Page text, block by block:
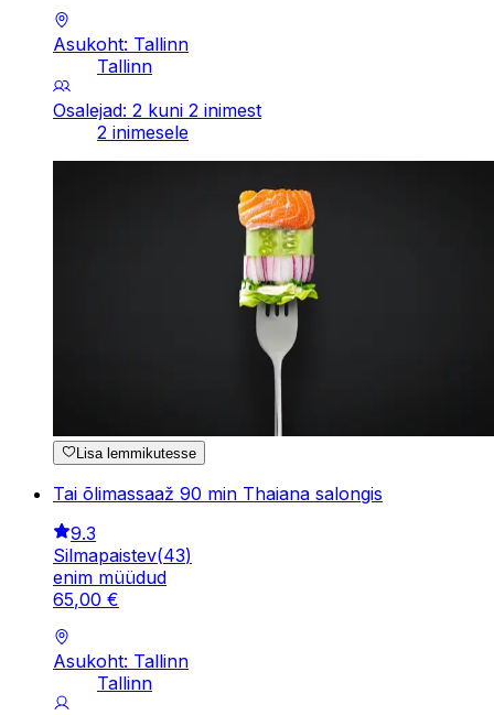
Asukoht: Tallinn
Tallinn
Osalejad: 2 kuni 2 inimest
2 inimesele
Lisa lemmikutesse
Tai õlimassaaž 90 min Thaiana salongis
9.3
Silmapaistev(43)
enim müüdud
65,00 €
Asukoht: Tallinn
Tallinn